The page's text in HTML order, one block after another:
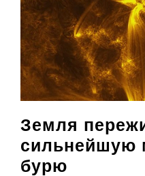
Земля
сильнейшую
бурю